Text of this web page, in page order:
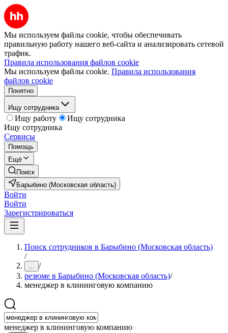
Мы используем файлы cookie, чтобы обеспечивать
правильную работу нашего веб-сайта и анализировать сетевой
трафик.
Правила использования файлов cookie
Мы используем файлы cookie. Правила использования
файлов cookie
Понятно
Ищу сотрудника
Ищу работу
Ищу сотрудника
Ищу сотрудника
Сервисы
Помощь
Ещё
Поиск
Барыбино (Московская область)
Войти
Войти
Зарегистрироваться
Поиск сотрудников в Барыбино (Московская область)
/
... /
резюме в Барыбино (Московская область)/
менеджер в клининговую компанию
менеджер в клининговую компанию